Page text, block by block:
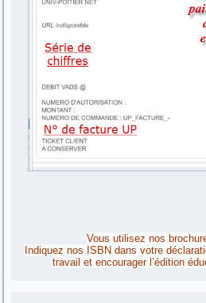
Vous utilisez nos
Indiquez nos ISBN dans votre
travail et encourager l’édition